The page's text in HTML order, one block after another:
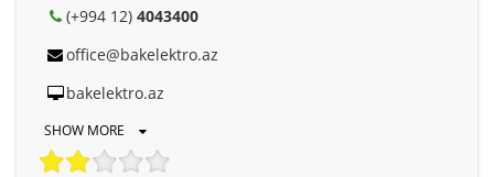
(+994 12) 4043400
office@bakelektro.az
bakelektro.az
SHOW MORE